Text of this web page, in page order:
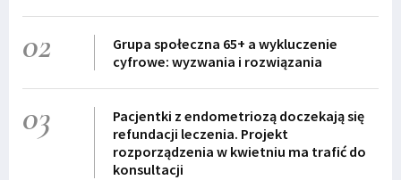
02
Grupa społeczna 65+ a wykluczenie
cyfrowe: wyzwania i rozwiązania
03
Pacjentki z endometriozą doczekają się
refundacji leczenia. Projekt
rozporządzenia w kwietniu ma trafić do
konsultacji